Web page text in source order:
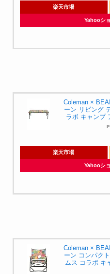
楽天市場
Yahooシ
Coleman ×
ーン リビング
ラボ キャンプ
楽天市場
Yahooシ
Coleman ×
ーン コンパク
ムス コラボ キ